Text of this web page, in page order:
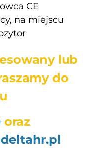
CE
na miejscu
lub
do
oraz